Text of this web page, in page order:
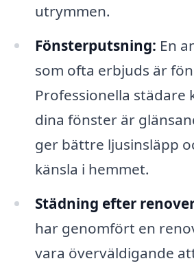
utrymmen.
Fönsterputsning: En
som ofta erbjuds är
Professionella städare
dina fönster är
ger bättre ljusinsläpp
känsla i hemmet.
Städning efter
har genomfört en
vara överväldigande